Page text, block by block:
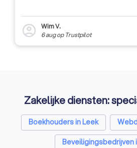
account_circle
Wim V.
6 augop Trustpilot
Zakelijke diensten:
Boekhouders in Leek
Beveiligingsbedrijven